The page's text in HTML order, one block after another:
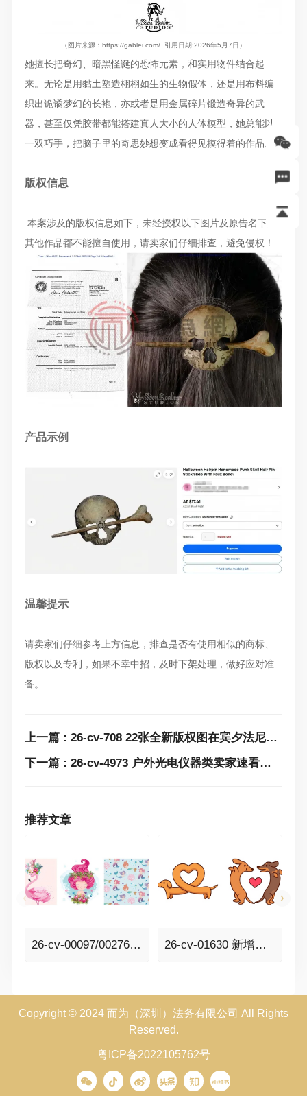
（图片来源：https://gablei.com/ 引用日期:2026年5月7日）
她擅长把奇幻、暗黑怪诞的恐怖元素，和实用物件结合起
来。无论是用黏土塑造栩栩如生的生物假体，还是用布料编
织出诡谲梦幻的长袍，亦或者是用金属碎片锻造奇异的武
器，甚至仅凭胶带都能搭建真人大小的人体模型，她总能以
一双巧手，把脑子里的奇思妙想变成看得见摸得着的作品。
版权信息
本案涉及的版权信息如下，未经授权以下图片及原告名下的
其他作品都不能擅自使用，请卖家们仔细排查，避免侵权！
产品示例
温馨提示
请卖家们仔细参考上方信息，排查是否有使用相似的商标、
版权以及专利，如果不幸中招，及时下架处理，做好应对准
备。
上一篇 : 26-cv-708 22张全新版权图在宾夕法尼亚州发案！210家店铺被起诉，速排查下架！
下一篇 : 26-cv-4973 户外光电仪器类卖家速看避雷！知名光学设备博士能Bushnell LLC 重磅维权中！
推荐文章
26-cv-00097/00276 几乎快被遗忘的美人鱼终于获批了！Senay Kurtulus美人鱼、动物元素插画版权全面来袭！ 26-cv-01630 新增避雷版权图+13！智利设计师irmirx可爱简洁的卡通涂鸦版权印花发案！
Copyright © 2024 而为（深圳）法务有限公司 All Rights
Reserved.
粤ICP备2022105762号